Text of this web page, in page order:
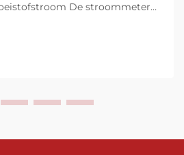
De stroommeters
om nauwkeurige realtime